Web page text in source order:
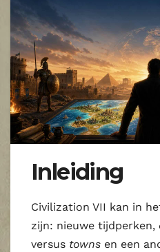
Inleiding
Civilization VII kan in
zijn: nieuwe tijdperken,
versus towns en een